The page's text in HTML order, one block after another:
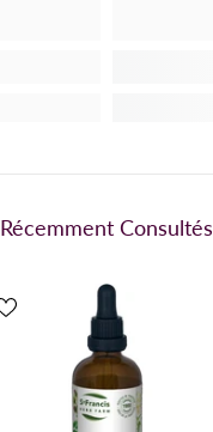
Récemment Consultés